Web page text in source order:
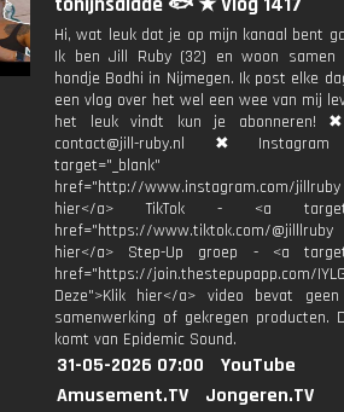
Hi, wat leuk dat je op mijn kanaal bent
Ik ben Jill Ruby (32) en woon
hondje Bodhi in Nijmegen. Ik post elke
een vlog over het wel een wee van mij
het leuk vindt kun je abonneren!
contact@jill-ruby.nl ✖
target="_blank"
href="http://www.instagram.com/
hier</a> TikTok - <a
href="https://www.tiktok.com/
hier</a> Step-Up groep - <a
href="https://join.thestepupapp.com/
Deze">Klik hier</a> video bevat
samenwerking of gekregen producten.
komt van Epidemic Sound.
31-05-2026 07:00
YouTube
Amusement.TV
Jongeren.TV